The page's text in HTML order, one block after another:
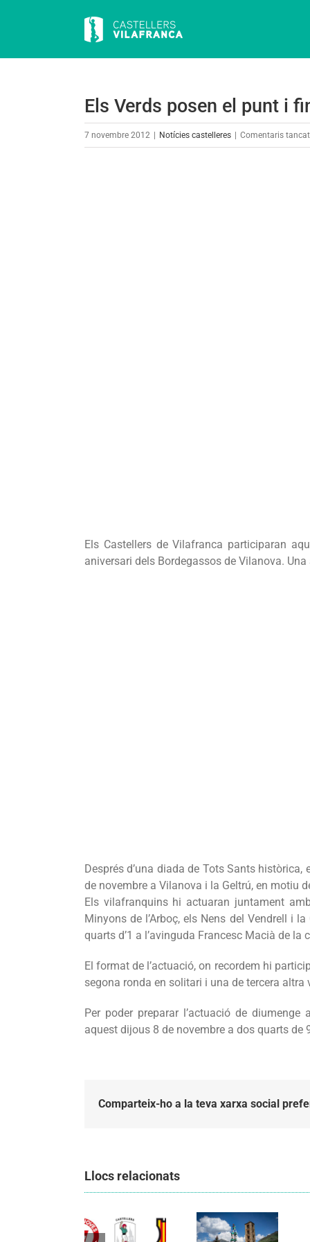
Els Verds posen el punt i
7 novembre 2012 Notícies castelleres Comentaris
Els Castellers de Vilafranca participaran
aniversari dels Bordegassos de Vilanova.
Després d’una diada de Tots Sants
de novembre a Vilanova i la Geltrú, en motiu
Els vilafranquins hi actuaran juntament
Minyons de l’Arboç, els Nens del Vendrell i
quarts d’1 a l’avinguda Francesc Macià de la
El format de l’actuació, on recordem hi
segona ronda en solitari i una de tercera
Per poder preparar l’actuació de
aquest dijous 8 de novembre a dos quarts de
Comparteix-ho a la teva xarxa social
Llocs relacionats
Els
Vilafranca
unieixen
Castellers
Vilafranca
organitzen